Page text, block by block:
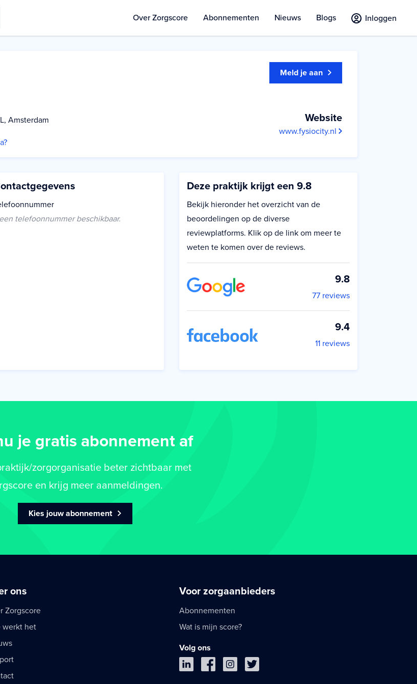
Over Zorgscore Abonnementen Nieuws Blogs Inloggen
Amsterdam
Meld je aan
Website
www.fysiocity.nl
telefoonnummer beschikbaar.
Deze praktijk krijgt een 9.8
Bekijk hieronder het overzicht van de
beoordelingen op de diverse
reviewplatforms. Klik op de link om meer te
weten te komen over de reviews.
9.8
77 reviews
9.4
11 reviews
je gratis abonnement af
zorgorganisatie beter zichtbaar met
en krijg meer aanmeldingen.
Kies jouw abonnement
ons
Zorgscore
werkt het
Voor zorgaanbieders
Abonnementen
Wat is mijn score?
Volg ons